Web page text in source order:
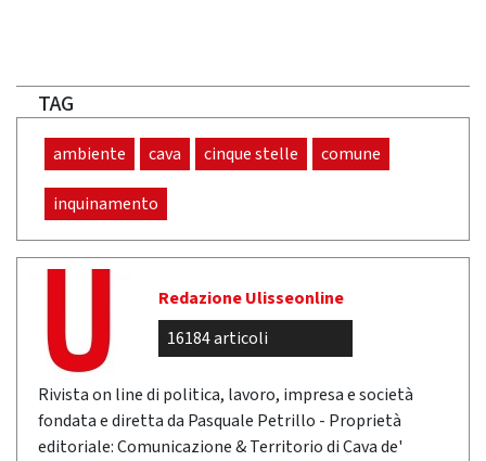
TAG
ambiente cava cinque stelle comune
inquinamento
Redazione Ulisseonline
16184 articoli
Rivista on line di politica, lavoro, impresa e società
fondata e diretta da Pasquale Petrillo - Proprietà
editoriale: Comunicazione & Territorio di Cava de'